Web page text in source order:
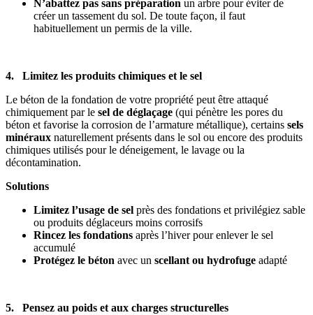
N’abattez pas sans préparation un arbre pour éviter de
créer un tassement du sol. De toute façon, il faut
habituellement un permis de la ville.
4. Limitez les produits chimiques et le sel
Le béton de la fondation de votre propriété peut être attaqué
chimiquement par le sel de déglaçage (qui pénètre les pores du
béton et favorise la corrosion de l’armature métallique), certains sels
minéraux naturellement présents dans le sol ou encore des produits
chimiques utilisés pour le déneigement, le lavage ou la
décontamination.
Solutions
Limitez l’usage de sel près des fondations et privilégiez sable
ou produits déglaceurs moins corrosifs
Rincez les fondations après l’hiver pour enlever le sel
accumulé
Protégez le béton avec un scellant ou hydrofuge adapté
5. Pensez au poids et aux charges structurelles